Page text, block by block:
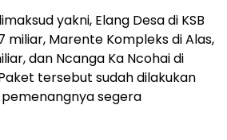
yakni, Elang Desa di KSB
miliar, Marente Kompleks di Alas,
dan Ncanga Ka Ncohai di
tersebut sudah dilakukan
segera